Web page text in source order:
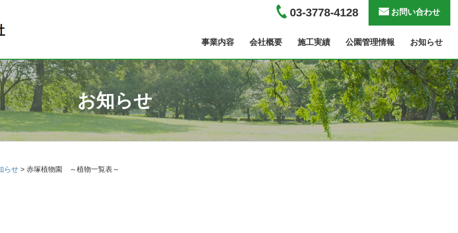
03-3778-4128 お問い合わせ
事業内容 会社概要 施工実績 公園管理情報 お知らせ
お知らせ
らせ > 赤塚植物園 ～植物一覧表～